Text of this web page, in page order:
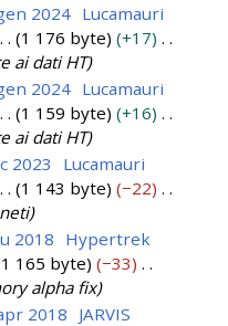
2024 Lucamauri
1 176 byte
+17
ai dati HT
2024 Lucamauri
1 159 byte
+16
ai dati HT
2023
Lucamauri
1 143 byte
−22
2018 Hypertrek
1 165 byte
−33
alpha fix
2018
JARVIS